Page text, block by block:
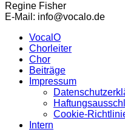
Regine Fisher
E-Mail: info@vocalo.de
VocalO
Chorleiter
Chor
Beiträge
Impressum
Cookie-
Intern